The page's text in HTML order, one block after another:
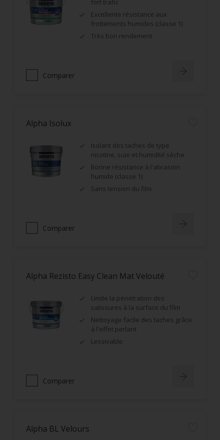
fort trafic
Excellente résistance aux
frottements humides (classe 1)
Très bon rendement
Comparer
Alpha Isolux
Isolant des taches de type
nicotine, suie et humidité sèche
Bonne résistance à l'abrasion
humide (classe 1)
Sans tension du film
Comparer
Alpha Rezisto Easy Clean Mat Velouté
Limite la pénétration des
salissures à la surface du film
Nettoyage facile des taches grâce
à l'effet perlant
Lessivable
Comparer
Alpha BL Velours